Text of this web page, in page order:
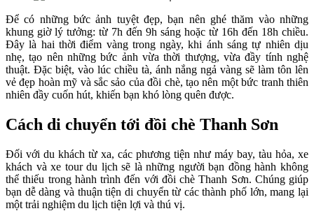
Để có những bức ảnh tuyệt đẹp, bạn nên ghé thăm vào những
khung giờ lý tưởng: từ 7h đến 9h sáng hoặc từ 16h đến 18h chiều.
Đây là hai thời điểm vàng trong ngày, khi ánh sáng tự nhiên dịu
nhẹ, tạo nên những bức ảnh vừa thời thượng, vừa đầy tính nghệ
thuật. Đặc biệt, vào lúc chiều tà, ánh nắng ngả vàng sẽ làm tôn lên
vẻ đẹp hoàn mỹ và sắc sảo của đồi chè, tạo nên một bức tranh thiên
nhiên đầy cuốn hút, khiến bạn khó lòng quên được.
Cách di chuyển tới đồi chè Thanh Sơn
Đối với du khách từ xa, các phương tiện như máy bay, tàu hỏa, xe
khách và xe tour du lịch sẽ là những người bạn đồng hành không
thể thiếu trong hành trình đến với đồi chè Thanh Sơn. Chúng giúp
bạn dễ dàng và thuận tiện di chuyển từ các thành phố lớn, mang lại
một trải nghiệm du lịch tiện lợi và thú vị.